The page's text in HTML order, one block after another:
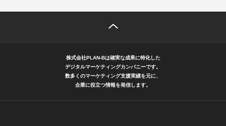
株式会社PLAN-Bは確実な成果に特化した
デジタルマーケティングカンパニーです。
数多くのマーケティング支援実績を元に、
企業に役立つ情報を発信します。